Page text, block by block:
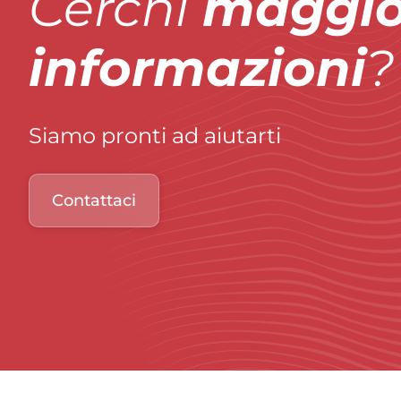
informazioni?
Siamo pronti ad aiutarti
Contattaci